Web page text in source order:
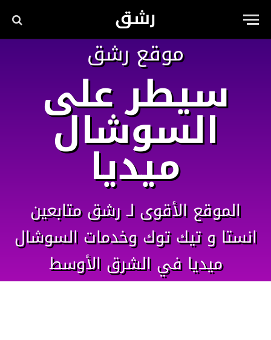
موقع رشق
سيطر على
السوشال
ميديا
الموقع الأقوى لـ رشق متابعين
انستا و تيك توك وخدمات السوشال
ميديا في الشرق الأوسط